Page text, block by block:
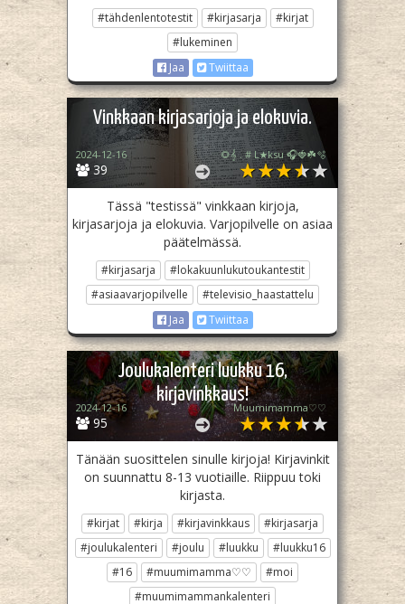
#tähdenlentotestit #kirjasarja
#kirjat
#lukeminen
Jaa
Twiittaa
Vinkkaan kirjasarjoja ja elokuvia.
39
2024-12-16 🌻𝄞 . # L★ksu 🎧🍓☘️🫧
Tässä "testissä" vinkkaan kirjoja,
kirjasarjoja ja elokuvia. Varjopilvelle on asiaa
päätelmässä.
#kirjasarja
#lokakuunlukutoukantestit
#asiaavarjopilvelle
#televisio_haastattelu
Jaa
Twiittaa
Joulukalenteri luukku 16,
kirjavinkkaus!
95
2024-12-16 Muumimamma♡♡
Tänään suosittelen sinulle kirjoja! Kirjavinkit
on suunnattu 8-13 vuotiaille. Riippuu toki
kirjasta.
#kirjat #kirja #kirjavinkkaus
#kirjasarja
#joulukalenteri
#joulu #luukku
#luukku16
#16
#muumimamma♡♡
#moi
#muumimammankalenteri